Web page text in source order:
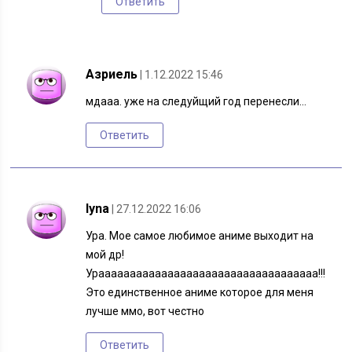
Азриель | 1.12.2022 15:46
мдааа. уже на следуйщий год перенесли…
Ответить
lyna | 27.12.2022 16:06
Ура. Мое самое любимое аниме выходит на
мой др!
Урааааааааааааааааааааааааааааааааааа!!!
Это единственное аниме которое для меня
лучше ммо, вот честно
Ответить